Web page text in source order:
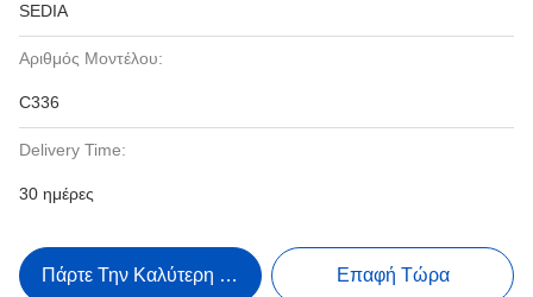
SEDIA
Αριθμός Μοντέλου:
C336
Delivery Time:
30 ημέρες
Πάρτε Την Καλύτερη Τιμή Επαφή Τώρα